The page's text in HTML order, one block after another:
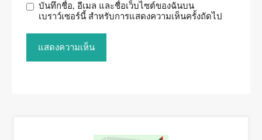
บันทึกชื่อ, อีเมล และชื่อเว็บไซต์ของฉันบน
เบราว์เซอร์นี้ สำหรับการแสดงความเห็นครั้งถัดไป